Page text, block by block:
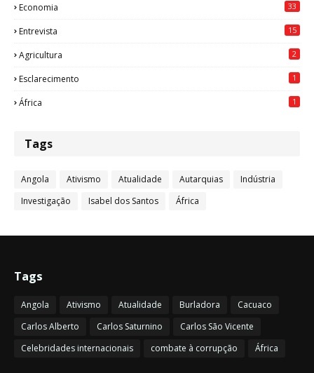
Economia 33
Entrevista 15
Agricultura 2
Esclarecimento 1
África 1
Tags
Angola Ativismo Atualidade Autarquias
Indústria
Investigação
Isabel dos Santos África
Tags
Angola Ativismo Atualidade Burladora
Cacuaco
Carlos Alberto
Carlos Saturnino
Carlos São Vicente
Celebridades internacionais
combate à corrupção África